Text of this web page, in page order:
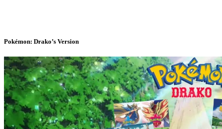
Pokémon: Drako’s Version